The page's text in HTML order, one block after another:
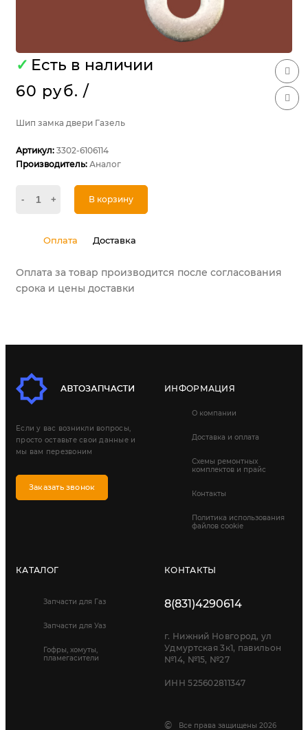
✓ Есть в наличии
60 руб. /
Шип замка двери Газель
Артикул: 3302-6106114
Производитель: Аналог
- + В корзину
Оплата Доставка
Оплата за товар производится после согласования
срока и цены доставки
Если у вас возникли вопросы,
просто оставьте свои данные и
мы вам перезвоним
Заказать звонок
ИНФОРМАЦИЯ
О компании
Доставка и оплата
Схемы ремонтных
комплектов и прайс
Контакты
Политика использования
файлов cookie
КАТАЛОГ
Запчасти для Газ
Запчасти для Уаз
Гофры, хомуты,
пламегасители
КОНТАКТЫ
8(831)4290614
г. Нижний Новгород, ул
Удмуртская 3к1, павильон
№14, №15, №27
ИНН 525602811347
© Все права защищены 2026